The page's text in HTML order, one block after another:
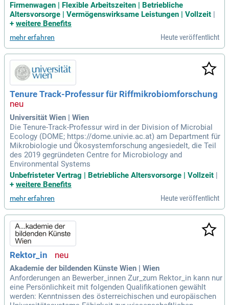
Firmenwagen | Flexible Arbeitszeiten | Betriebliche
Altersvorsorge | Vermögenswirksame Leistungen | Vollzeit
+ weitere Benefits
mehr erfahren Heute veröffentlicht
Tenure Track-Professur für Riffmikrobiomforschung
Universität Wien | Wien
Die Tenure-Track-Professur wird in der Division of Microbial
Ecology (DOME; https://dome.univie.ac.at) am Department für
Mikrobiologie und Ökosystemforschung angesiedelt, die Teil
des 2019 gegründeten Centre for Microbiology and
Environmental Systems
Unbefristeter Vertrag | Betriebliche Altersvorsorge | Vollzeit |
+ weitere Benefits
mehr erfahren Heute veröffentlicht
Rektor_in
Akademie der bildenden Künste Wien | Wien
Anforderungen an Bewerber_innen Zur_zum Rektor_in kann nur
eine Persönlichkeit mit folgenden Qualifikationen gewählt
werden: Kenntnissen des österreichischen und europäischen